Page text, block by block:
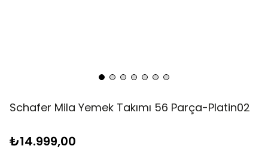
Schafer Mila Yemek Takımı 56 Parça-Platin02
₺14.999,00